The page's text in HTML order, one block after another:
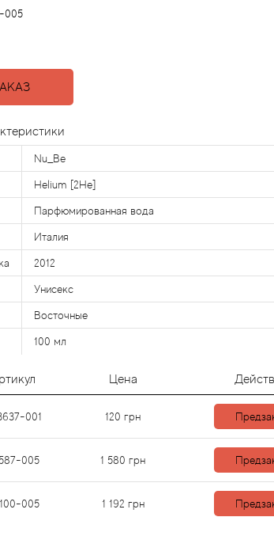
005
Nu_Be
Helium [2He]
Парфюмированная вода
Италия
2012
Унисекс
Восточные
100 мл
Цена
001 120 грн
005 1 580 грн
005 1 192 грн